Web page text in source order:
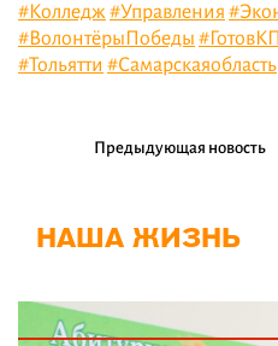
#Колледж#Управления
#ВолонтёрыПобеды
#Тольятти #Самарскаяобласть
Предыдующая новость
НАША ЖИЗНЬ